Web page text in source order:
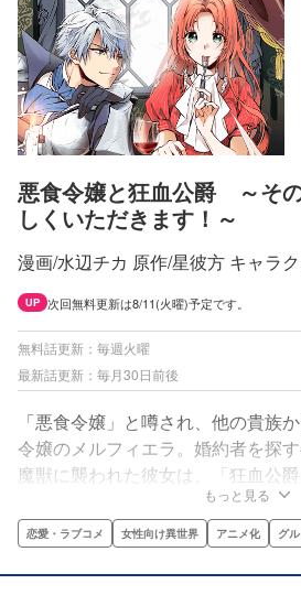
悪食令嬢と狂血公爵 ～そ
しくいただきます！～
漫画/水辺チカ 原作/星彼方 キャラ
UP 次回無料更新は8/11(火曜)予定です。
無料話更新：毎週火曜
最新話更新：毎月30日前後
「悪食令嬢」と噂され、他の貴族
令嬢のメルフィエラ。婚約者を探
魔獣に襲われた彼女は、「狂血公
名を持つガルブレイス公爵に命を
に興味を抱いた狂血公爵は、彼女の
味〟にも興味を示してきて…？恋あ
りの新感覚恋愛ファンタジー！
もっと見る
恋愛・ラブコメ 女性向け異世界 アニメ化 グ